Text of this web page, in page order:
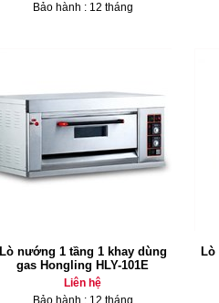
Bảo hành : 12 tháng
Lò nướng 1 tầng 1 khay dùng
gas Hongling HLY-101E
Liên hệ
Bảo hành : 12 tháng